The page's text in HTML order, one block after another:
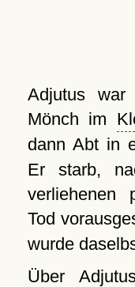
Adjutus war
Mönch im
dann Abt in
Er starb,
verliehenen
Tod
wurde
Über